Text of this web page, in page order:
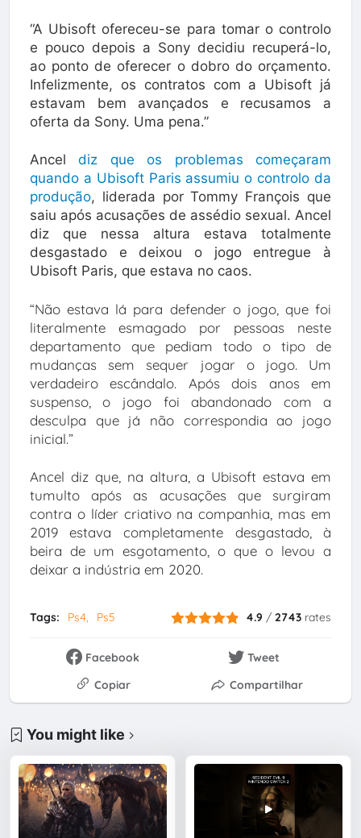
“A Ubisoft ofereceu-se para tomar o controlo
e pouco depois a Sony decidiu recuperá-lo,
ao ponto de oferecer o dobro do orçamento.
Infelizmente, os contratos com a Ubisoft já
estavam bem avançados e recusamos a
oferta da Sony. Uma pena.”
Anceldiz que os problemas começaram
quando a Ubisoft Paris assumiu o controlo da
produção, liderada por Tommy François que
saiu após acusações de assédio sexual. Ancel
diz que nessa altura estava totalmente
desgastado e deixou o jogo entregue à
Ubisoft Paris, que estava no caos.
“Não estava lá para defender o jogo, que foi
literalmente esmagado por pessoas neste
departamento que pediam todo o tipo de
mudanças sem sequer jogar o jogo. Um
verdadeiro escândalo. Após dois anos em
suspenso, o jogo foi abandonado com a
desculpa que já não correspondia ao jogo
inicial.”
Ancel diz que, na altura, a Ubisoft estava em
tumulto após as acusações que surgiram
contra o líder criativo na companhia, mas em
2019 estava completamente desgastado, à
beira de um esgotamento, o que o levou a
deixar a indústria em 2020.
Tags: Ps4 Ps5 4.9 /2743 rates
Facebook
Tweet
Copiar
Compartilhar
You might like